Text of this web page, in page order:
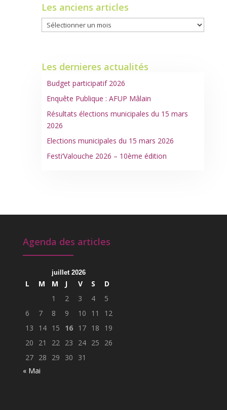
Les anciens articles
Les
anciens
Les dernieres actualités
Budget participatif 2026
Enquête Publique : AFUP Mâlain
Résultats élections municipales du 15 mars
2026
Elections municipales du 15 mars 2026
Festi’Valouche 2026 – 10ème édition
Agenda des articles
juillet 2026
L M M J V S
D
1
2 3 4
5
6
7 8 9 10 11
12
13
14 15 16 17 18
19
20
21 22 23 24 25
26
27 28 29 30
31
« Mai